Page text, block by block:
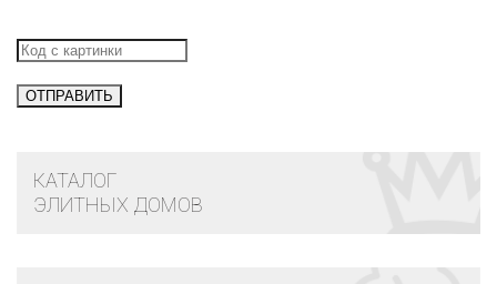
КАТАЛОГ
ЭЛИТНЫХ ДОМОВ